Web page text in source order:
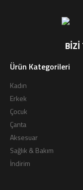
BİZİ
Ürün Kategorileri
Kadın
Erkek
Çocuk
Çanta
Aksesuar
Sağlık & Bakım
İndirim